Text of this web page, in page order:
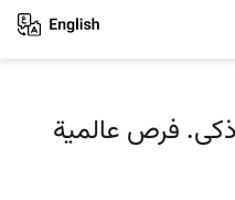
فرص عالمية